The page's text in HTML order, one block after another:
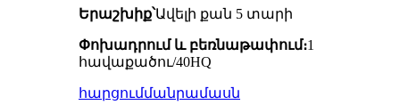
Երաշխիք՝Ավելի քան 5 տարի
Փոխադրում և բեռնաթափում։1
հավաքածու/40HQ
հարցումմանրամասն